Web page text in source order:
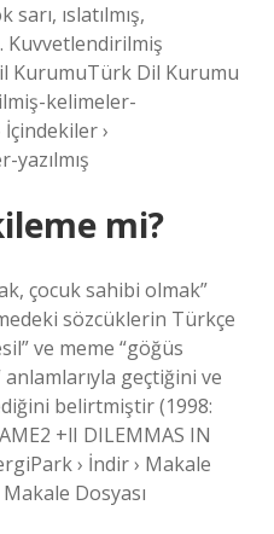
ıslatılmış,
Kuvvetlendirilmiş
KurumuTürk Dil Kurumu
kelimeler-
›
mi?
çocuk sahibi olmak”
sözcüklerin Türkçe
ve meme “göğüs
geçtiğini ve
belirtmiştir (1998:
+lI DILEMMAS IN
› İndir › Makale
Dosyası